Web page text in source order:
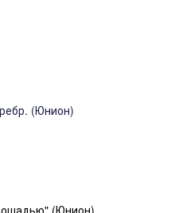
(Юнион)